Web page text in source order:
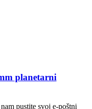
planetarni
pustite svoj e-poštni